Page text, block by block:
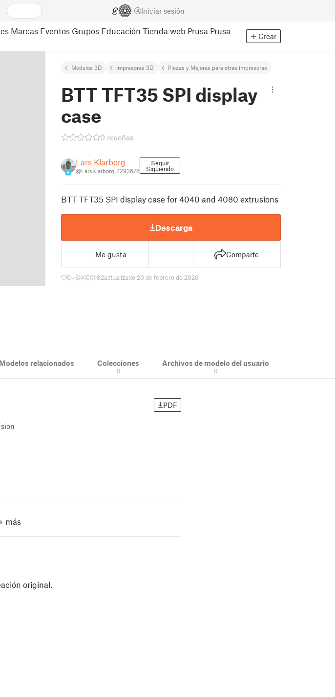
Iniciar sesión
Marcas Eventos Grupos Educación Tienda web Prusa Prusa
Crear
Modelos 3D Impresoras 3D Piezas y Mejoras para otras impresoras
BTT TFT35 SPI display
case
0 reseñas
6
Lars Klarborg
@LarsKlarborg_2293676
Seguir
Siguiendo
BTT TFT35 SPI display case for 4040 and 4080 extrusions
Descarga
Me gusta Comparte
0 6 0 82actualizado 20 de febrero de 2026
Modelos relacionados Colecciones
0
Archivos de modelo del usuario
0
PDF
más
original.